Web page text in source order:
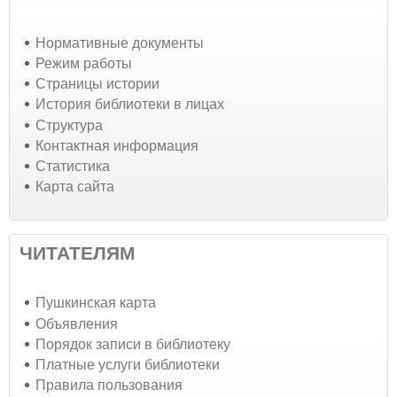
Нормативные документы
Режим работы
Страницы истории
История библиотеки в лицах
Структура
Контактная информация
Статистика
Карта сайта
ЧИТАТЕЛЯМ
Пушкинская карта
Объявления
Порядок записи в библиотеку
Платные услуги библиотеки
Правила пользования